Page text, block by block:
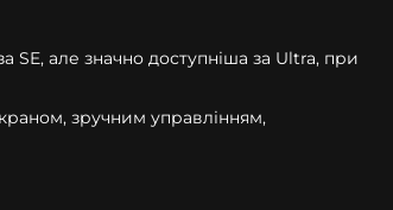
але значно доступніша за Ultra, при
зручним управлінням,